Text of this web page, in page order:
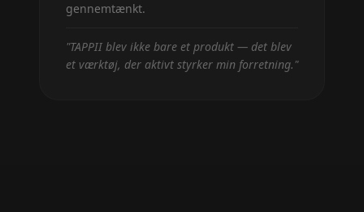
gennemtænkt.
"TAPPII blev ikke bare et produkt — det blev
et værktøj, der aktivt styrker min forretning."